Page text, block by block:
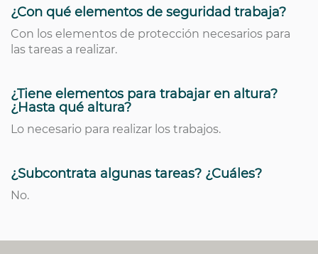
¿Con qué elementos de seguridad trabaja?
Con los elementos de protección necesarios para
las tareas a realizar.
¿Tiene elementos para trabajar en altura?
¿Hasta qué altura?
Lo necesario para realizar los trabajos.
¿Subcontrata algunas tareas? ¿Cuáles?
No.